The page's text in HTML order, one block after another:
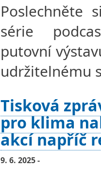
Poslechněte
série
putovní
udržitelnému
Tisková
pro klima
akcí napříč
9. 6. 2025 -